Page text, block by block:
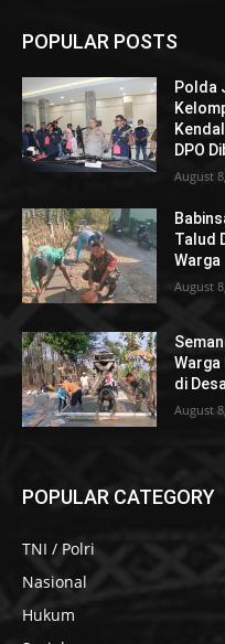
POPULAR POSTS
Polda
DPO
August
Talud
Warga
August
Warga
di
August
POPULAR CATEGORY
TNI / Polri
Nasional
Hukum